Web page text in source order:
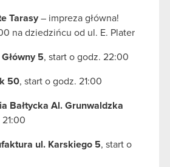
Tarasy – impreza główna!
na dziedzińcu od ul. E. Plater
5, start o godz. 22:00
50, start o godz. 21:00
Bałtycka Al. Grunwaldzka
ul. Karskiego 5, start o